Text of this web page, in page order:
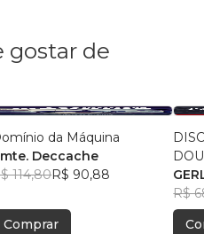
gostar de
da Máquina
Deccache
114,80R$ 90,88
Comprar
R$